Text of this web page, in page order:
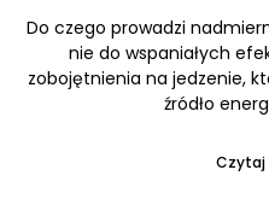
Do czego prowadzi
nie do wspaniałych
zobojętnienia na jedzenie,
źródło
Czytaj